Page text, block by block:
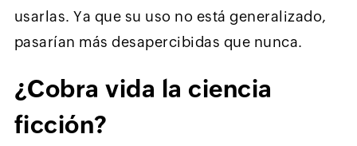
usarlas. Ya que su uso no está generalizado,
pasarían más desapercibidas que nunca.
¿Cobra vida la ciencia
ficción?